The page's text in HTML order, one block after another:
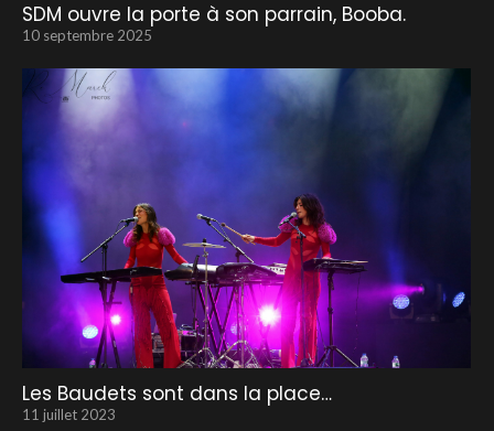
SDM ouvre la porte à son parrain, Booba.
10 septembre 2025
Les Baudets sont dans la place…
11 juillet 2023